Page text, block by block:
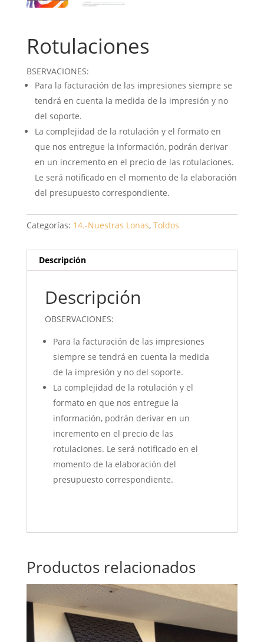
Rotulaciones
BSERVACIONES:
Para la facturación de las impresiones siempre se
tendrá en cuenta la medida de la impresión y no
del soporte.
La complejidad de la rotulación y el formato en
que nos entregue la información, podrán derivar
en un incremento en el precio de las rotulaciones.
Le será notificado en el momento de la elaboración
del presupuesto correspondiente.
Categorías: 14.-Nuestras Lonas, Toldos
Descripción
Descripción
OBSERVACIONES:
Para la facturación de las impresiones
siempre se tendrá en cuenta la medida
de la impresión y no del soporte.
La complejidad de la rotulación y el
formato en que nos entregue la
información, podrán derivar en un
incremento en el precio de las
rotulaciones. Le será notificado en el
momento de la elaboración del
presupuesto correspondiente.
Productos relacionados